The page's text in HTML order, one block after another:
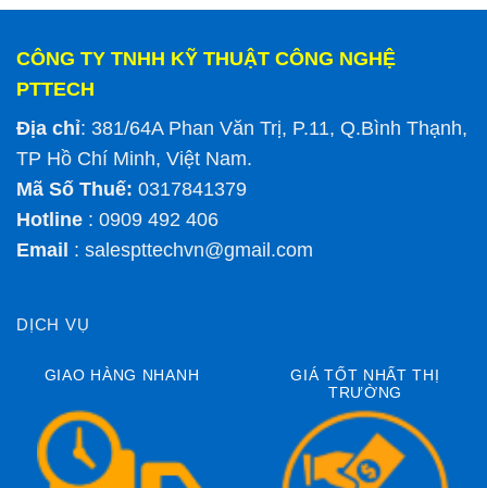
CÔNG TY TNHH KỸ THUẬT CÔNG NGHỆ
PTTECH
Địa chỉ: 381/64A Phan Văn Trị, P.11, Q.Bình Thạnh,
TP Hồ Chí Minh, Việt Nam.
Mã Số Thuế: 0317841379
Hotline : 0909 492 406
Email : salespttechvn@gmail.com
DỊCH VỤ
GIAO HÀNG NHANH
GIÁ TỐT NHẤT THỊ
TRƯỜNG